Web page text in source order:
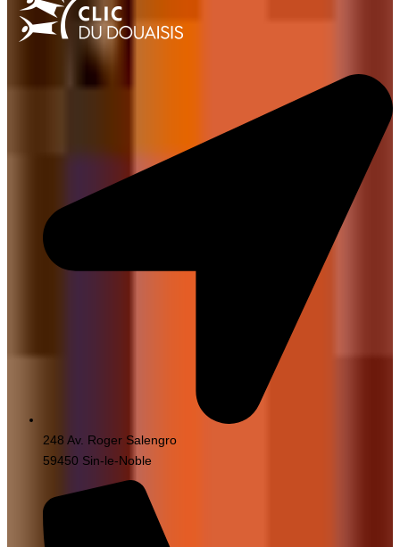
248 Av. Roger Salengro
59450 Sin-le-Noble